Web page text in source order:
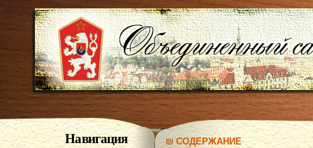
Навигация ₪ СОДЕРЖАНИЕ